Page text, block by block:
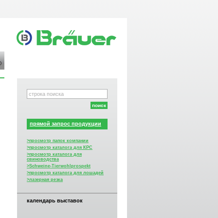
прямой запрос продукции
>просмотр папок компании
>просмотр каталога для КРС
>просмотр каталога для
свиноводства
>Schweine-Tierwohlprospekt
>просмотр каталога для лошадей
>лазерная резка
календарь выставок